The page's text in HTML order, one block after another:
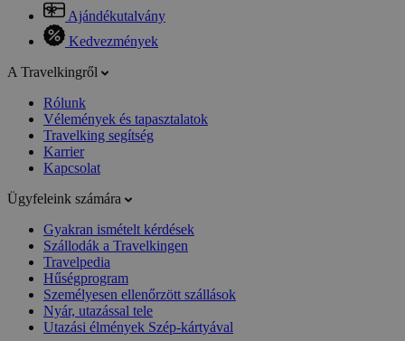
Ajándékutalvány
Kedvezmények
A Travelkingről
Rólunk
Vélemények és tapasztalatok
Travelking segítség
Karrier
Kapcsolat
Ügyfeleink számára
Gyakran ismételt kérdések
Szállodák a Travelkingen
Travelpedia
Hűségprogram
Személyesen ellenőrzött szállások
Nyár, utazással tele
Utazási élmények Szép-kártyával